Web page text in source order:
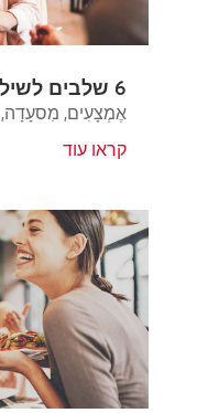
6 שלבים לשילוט דיגיטלי יעיל למסעדות
אֶמְצָעִים, מִסעָדָה,
קראו עוד